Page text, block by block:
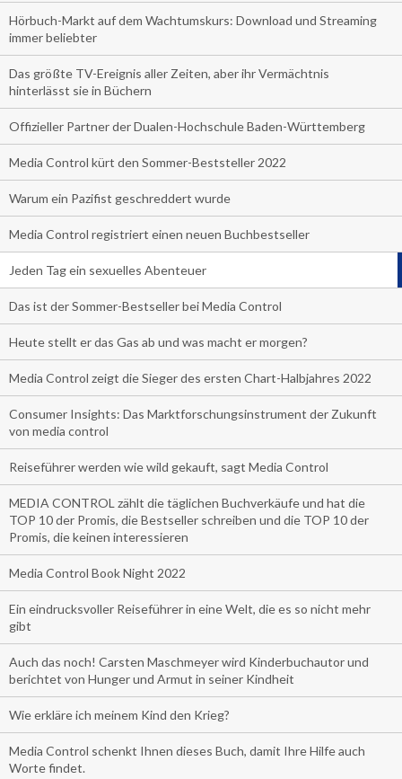
Hörbuch-Markt auf dem Wachtumskurs: Download und Streaming
immer beliebter
Das größte TV-Ereignis aller Zeiten, aber ihr Vermächtnis
hinterlässt sie in Büchern
Offizieller Partner der Dualen-Hochschule Baden-Württemberg
Media Control kürt den Sommer-Beststeller 2022
Warum ein Pazifist geschreddert wurde
Media Control registriert einen neuen Buchbestseller
Jeden Tag ein sexuelles Abenteuer
Das ist der Sommer-Bestseller bei Media Control
Heute stellt er das Gas ab und was macht er morgen?
Media Control zeigt die Sieger des ersten Chart-Halbjahres 2022
Consumer Insights: Das Marktforschungsinstrument der Zukunft
von media control
Reiseführer werden wie wild gekauft, sagt Media Control
MEDIA CONTROL zählt die täglichen Buchverkäufe und hat die
TOP 10 der Promis, die Bestseller schreiben und die TOP 10 der
Promis, die keinen interessieren
Media Control Book Night 2022
Ein eindrucksvoller Reiseführer in eine Welt, die es so nicht mehr
gibt
Auch das noch! Carsten Maschmeyer wird Kinderbuchautor und
berichtet von Hunger und Armut in seiner Kindheit
Wie erkläre ich meinem Kind den Krieg?
Media Control schenkt Ihnen dieses Buch, damit Ihre Hilfe auch
Worte findet.